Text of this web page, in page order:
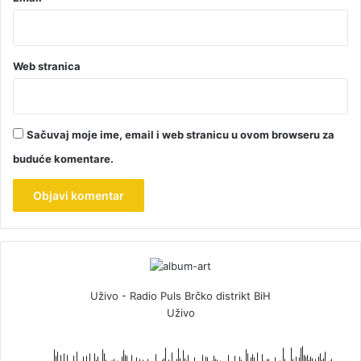
Web stranica
Sačuvaj moje ime, email i web stranicu u ovom browseru za
buduće komentare.
Uživo - Radio Puls Brčko distrikt BiH
Uživo